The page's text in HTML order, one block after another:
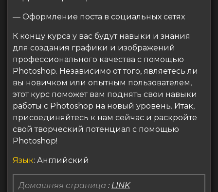
— Оформление поста в социальных сетях
К концу курса у вас будут навыки и знания
для создания графики и изображений
профессионального качества с помощью
Photoshop. Независимо от того, являетесь ли
вы новичком или опытным пользователем,
этот курс поможет вам поднять свои навыки
работы с Photoshop на новый уровень. Итак,
присоединяйтесь к нам сейчас и раскройте
свой творческий потенциал с помощью
Photoshop!
Язык: Английский
Домашняя страница : LINK